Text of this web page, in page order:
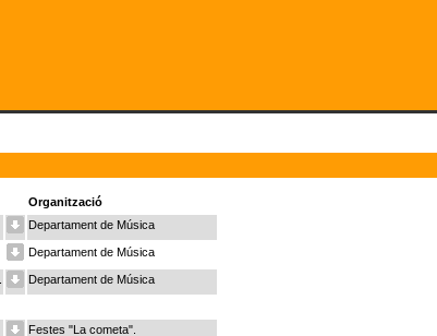
Organització
Departament de Música
Departament de Música
Departament de Música
Festes "La cometa".